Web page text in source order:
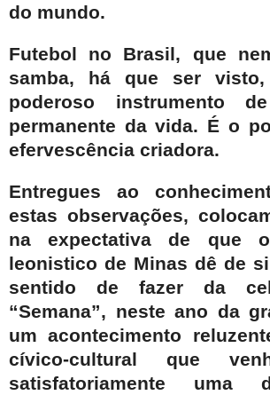
do mundo.
Futebol no Brasil, que
samba, há que ser
poderoso instrumento
permanente da vida. É o
efervescência criadora.
Entregues ao
estas observações,
na expectativa de que o
leonistico de Minas dê de
sentido de fazer da
“Semana”, neste ano da
um acontecimento
cívico-cultural que
satisfatoriamente uma